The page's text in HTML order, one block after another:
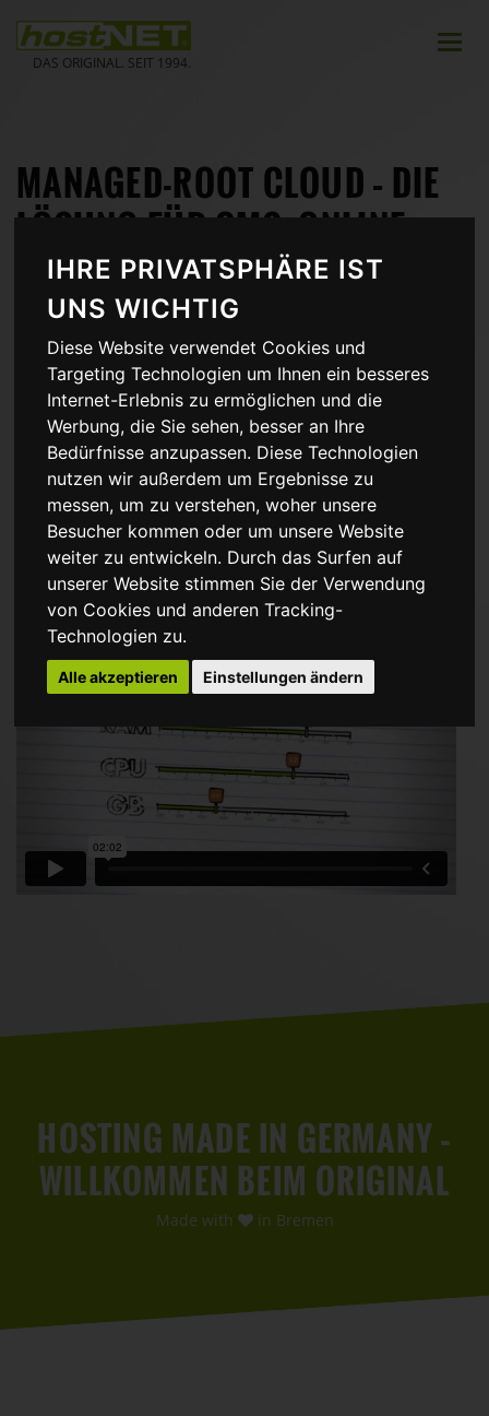
IHRE PRIVATSPHÄRE IST
UNS WICHTIG
Diese Website verwendet Cookies und
Targeting Technologien um Ihnen ein besseres
Internet-Erlebnis zu ermöglichen und die
Werbung, die Sie sehen, besser an Ihre
Bedürfnisse anzupassen. Diese Technologien
nutzen wir außerdem um Ergebnisse zu
messen, um zu verstehen, woher unsere
Besucher kommen oder um unsere Website
weiter zu entwickeln. Durch das Surfen auf
unserer Website stimmen Sie der Verwendung
von Cookies und anderen Tracking-
Technologien zu.
Alle akzeptieren Einstellungen ändern
Inhalt
springenDAS ORIGINAL. SEIT 1994.
Toggle
MANAGED-ROOT CLOUD – DIE
LÖSUNG FÜR CMS, ONLINE-
SHOPS UND RESELLER
Sicherheit eines Managed-Serversund die präzise
Anpassung der Ressourcen!
Die Managed-Root Cloud Server bieten für Agenturen,
Freelancern und Selbstnutzern unerreichte Features, um die
Arbeit leichter zu machen. Und das bei minimalen Kosten
die Siejederzeit voll im Griff haben!
MEHR ERFAHREN
HOSTING MADE IN GERMANY –
WILLKOMMEN BEIM ORIGINAL
Made with in Bremen